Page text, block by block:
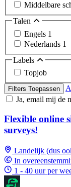
Middelbare
Talen
Engels 1
Nederlands 1
Labels
Topjob
Filters Toepassen
Ja, email mij de
Flexible online
surveys!
Landelijk (dus
In
1 - 40 uur per